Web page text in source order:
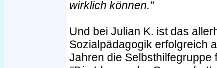
wirklich können."
Und bei Julian K. ist das
Sozialpädagogik erfolgreich
Jahren die